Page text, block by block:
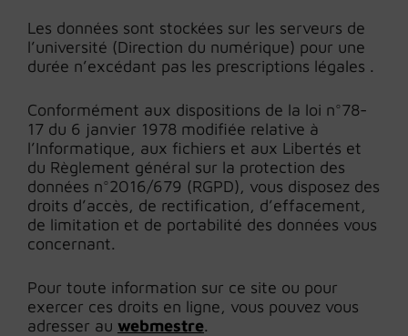
Les données sont stockées sur les serveurs de
l’université (Direction du numérique) pour une
durée n’excédant pas les prescriptions légales .
Conformément aux dispositions de la loi n°78-
17 du 6 janvier 1978 modifiée relative à
l’Informatique, aux fichiers et aux Libertés et
du Règlement général sur la protection des
données n°2016/679 (RGPD), vous disposez des
droits d’accès, de rectification, d’effacement,
de limitation et de portabilité des données vous
concernant.
Pour toute information sur ce site ou pour
exercer ces droits en ligne, vous pouvez vous
adresser au webmestre.